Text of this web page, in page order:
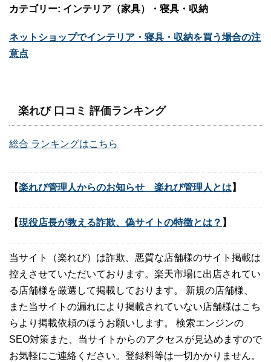
カテゴリー: インテリア（家具）・寝具・収納
ネットショップでインテリア・寝具・収納を買う場合の注
意点
楽れび 口コミ 評価ランキング
総合 ランキングはこちら
【楽れび管理人からのお知らせ 楽れび管理人とは 】
【現役店長が教える詐欺、偽サイトの特徴とは？ 】
当サイト（楽れび）は詐欺、悪質な店舗様のサイト掲載は
控えさせていただいております。楽天市場に出店されてい
る店舗様を厳選して掲載しております。 新規の店舗様、
また当サイトの漏れにより掲載されていない店舗様はこち
らより掲載依頼のほうお願いします。 検索エンジンの
SEO対策また、当サイトからのアクセスが見込めますので
お気軽にご連絡ください。登録料等は一切かかりません。